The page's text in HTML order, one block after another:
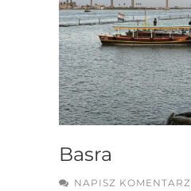
Basra
NAPISZ KOMENTARZ